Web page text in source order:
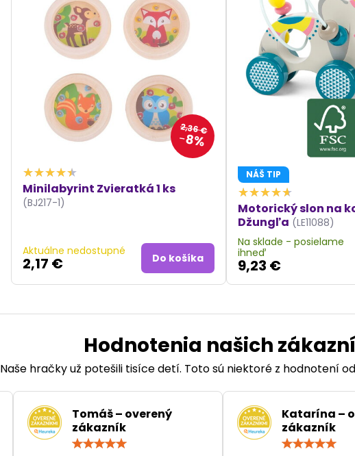
2,36 €
8%
Minilabyrint Zvieratká 1 ks
(BJ217-1)
Aktuálne nedostupné
2,17 € Do košíka
NÁŠ TIP
Motorický slon na
Džungľa (LE11088)
Na sklade - posielame
ihneď
9,23 €
Hodnotenia našich
Naše hračky už potešili tisíce detí. Toto sú niektoré z hodnotení
Tomáš – overený
zákazník
Katarína –
zákazník